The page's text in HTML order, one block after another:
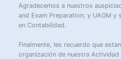
Agradecemos a nuestros
and Exam Preparation; y UAGM y
en Contabilidad.
Finalmente, les recuerdo que
organización de nuestra Actividad